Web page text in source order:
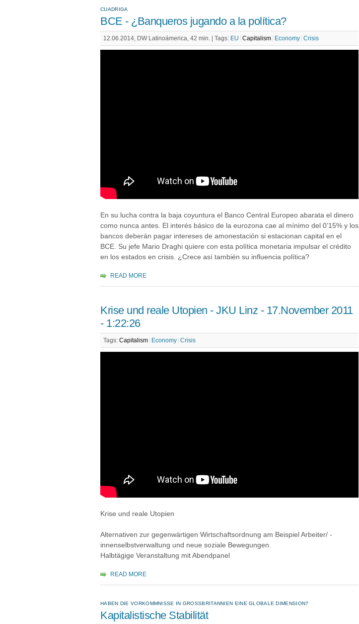
CUADRIGA
BCE - ¿Banqueros jugando a la política?
12.06.2014, DW Latinoámerica, 42 min. | Tags: EU Capitalism Economy Crisis
En su lucha contra la baja coyuntura el Banco Central Europeo abarata el dinero
como nunca antes. El interés básico de la eurozona cae al mínimo del 0’15% y los
bancos deberán pagar intereses de amonestación si estacionan capital en el
BCE. Su jefe Mario Draghi quiere con esta política monetaria impulsar el crédito
en los estados en crisis. ¿Crece así también su influencia política?
READ MORE
Krise und reale Utopien - JKU Linz - 17.November 2011
- 1:22:26
Tags: Capitalism Economy Crisis
Krise und reale Utopien
Alternativen zur gegenwärtigen Wirtschaftsordnung am Beispiel Arbeiter/ -
innenselbstverwaltung und neue soziale Bewegungen.
Halbtägige Veranstaltung mit Abendpanel
READ MORE
HABEN DIE VORKOMMNISSE IN GROSSBRITANNIEN EINE GLOBALE DIMENSION?
Kapitalistische Stabilität